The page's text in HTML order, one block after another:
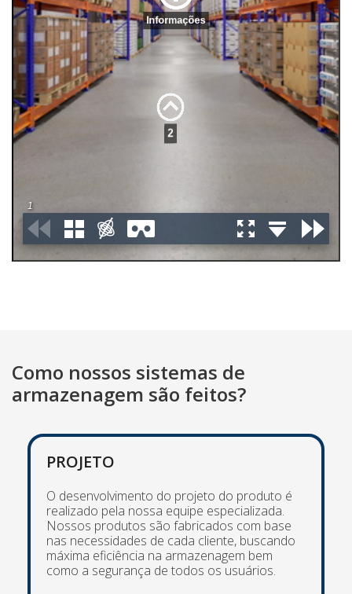
Como nossos sistemas de
armazenagem são feitos?
PROJETO
O desenvolvimento do projeto do produto é
realizado pela nossa equipe especializada.
Nossos produtos são fabricados com base
nas necessidades de cada cliente, buscando
máxima eficiência na armazenagem bem
como a segurança de todos os usuários.